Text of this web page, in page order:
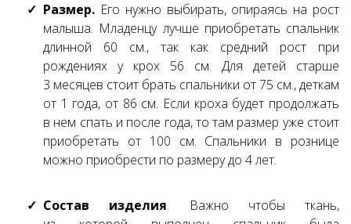
Размер. Его нужно выбирать, опираясь на рост
малыша. Младенцу лучше приобретать спальник
длинной 60 см., так как средний рост при
рождениях у крох 56 см. Для детей старше
3 месяцев стоит брать спальники от 75 см., деткам
от 1 года, от 86 см. Если кроха будет продолжать
в нем спать и после года, то там размер уже стоит
приобретать от 100 см. Спальники в рознице
можно приобрести по размеру до 4 лет.
Состав изделия. Важно чтобы ткань,